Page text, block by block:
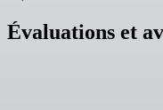
Évaluations et